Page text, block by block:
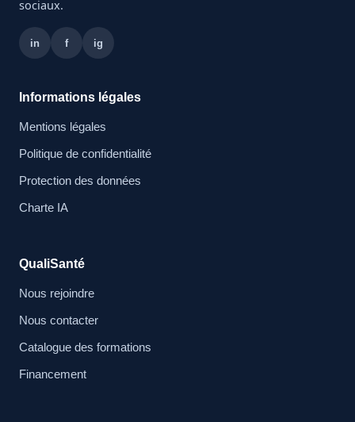
sociaux.
in f ig
Informations légales
Mentions légales
Politique de confidentialité
Protection des données
Charte IA
QualiSanté
Nous rejoindre
Nous contacter
Catalogue des formations
Financement